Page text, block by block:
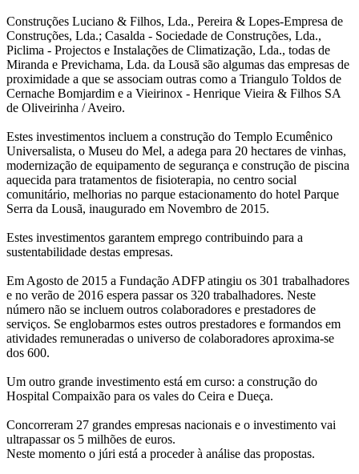
Construções Luciano & Filhos, Lda., Pereira & Lopes-Empresa de
Construções, Lda.; Casalda - Sociedade de Construções, Lda.,
Piclima - Projectos e Instalações de Climatização, Lda., todas de
Miranda e Previchama, Lda. da Lousã são algumas das empresas de
proximidade a que se associam outras como a Triangulo Toldos de
Cernache Bomjardim e a Vieirinox - Henrique Vieira & Filhos SA
de Oliveirinha / Aveiro.
Estes investimentos incluem a construção do Templo Ecumênico
Universalista, o Museu do Mel, a adega para 20 hectares de vinhas,
modernização de equipamento de segurança e construção de piscina
aquecida para tratamentos de fisioterapia, no centro social
comunitário, melhorias no parque estacionamento do hotel Parque
Serra da Lousã, inaugurado em Novembro de 2015.
Estes investimentos garantem emprego contribuindo para a
sustentabilidade destas empresas.
Em Agosto de 2015 a Fundação ADFP atingiu os 301 trabalhadores
e no verão de 2016 espera passar os 320 trabalhadores. Neste
número não se incluem outros colaboradores e prestadores de
serviços. Se englobarmos estes outros prestadores e formandos em
atividades remuneradas o universo de colaboradores aproxima-se
dos 600.
Um outro grande investimento está em curso: a construção do
Hospital Compaixão para os vales do Ceira e Dueça.
Concorreram 27 grandes empresas nacionais e o investimento vai
ultrapassar os 5 milhões de euros.
Neste momento o júri está a proceder à análise das propostas.